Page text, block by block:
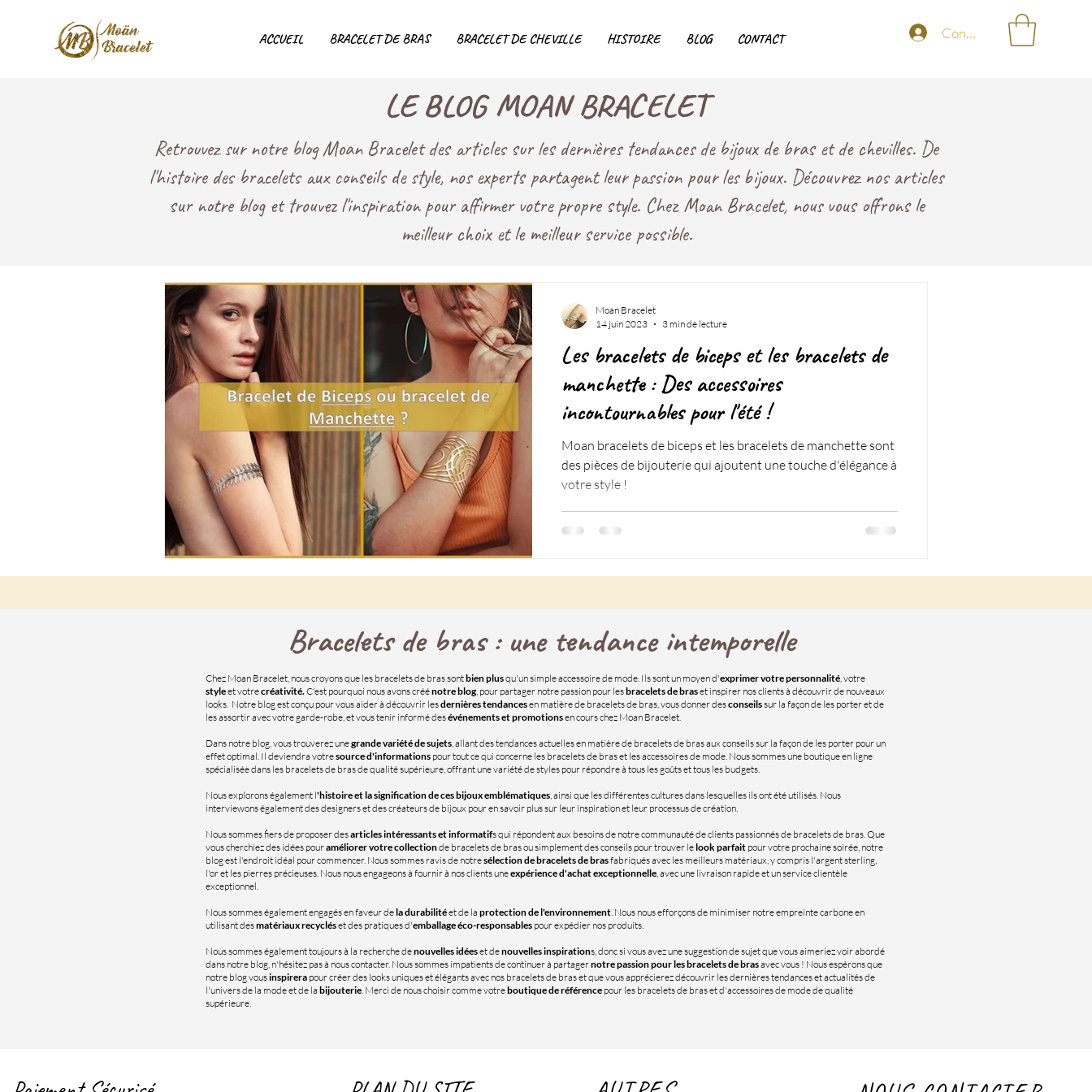
ACCUEIL BRACELET DE BRAS BRACELET DE CHEVILLE HISTOIRE BLOG CONTACT Connexion
LE BLOG MOAN BRACELET
Retrouvez sur notre blog Moan Bracelet des articles sur les dernières tendances de bijoux de bras et de chevilles. De
l'histoire des bracelets aux conseils de style, nos experts partagent leur passion pour les bijoux. Découvrez nos articles
sur notre blog et trouvez l'inspiration pour affirmer votre propre style. Chez Moan Bracelet, nous vous offrons le
meilleur choix et le meilleur service possible.
Les bracelets de biceps et les bracelets de
manchette : Des accessoires
incontournables pour l'été !
Moan bracelets de biceps et les bracelets de manchette sont
des pièces de bijouterie qui ajoutent une touche d'élégance à
votre style !
Moan Bracelet
14 juin 2023
3 min de lecture
Bracelets de bras : une tendance intemporelle
Chez Moan Bracelet, nous croyons que les bracelets de bras sontbien plusqu'un simple accessoire de mode. Ils sont un moyen d'exprimer votre personnalité , votre
styleet votrecréativité. C'est pourquoi nous avons créénotre blog , pour partager notre passion pour lesbracelets de braset inspirer nos clients à découvrir de nouveaux
looks. Notre blog est conçu pour vous aider à découvrir lesdernières tendancesen matière de bracelets de bras, vous donner desconseilssur la façon de les porter et de
les assortir avec votre garde-robe, et vous tenir informé desévénements et promotionsen cours chez Moan Bracelet.
Dans notre blog, vous trouverez unegrande variété de sujets , allant des tendances actuelles en matière de bracelets de bras aux conseils sur la façon de les porter pour un
effet optimal. Il deviendra votresource d'informations pour tout ce qui concerne les bracelets de bras et les accessoires de mode. Nous sommes une boutique en ligne
spécialisée dans les bracelets de bras de qualité supérieure, offrant une variété de styles pour répondre à tous les goûts et tous les budgets.
Nous explorons également l'histoire et la signification de ces bijoux emblématiques , ainsi que les différentes cultures dans lesquelles ils ont été utilisés. Nous
interviewons également des designers et des créateurs de bijoux pour en savoir plus sur leur inspiration et leur processus de création.
Nous sommes fiers de proposer desarticles intéressants et informatifs qui répondent aux besoins de notre communauté de clients passionnés de bracelets de bras. Que
vous cherchiez des idées pouraméliorer votre collectionde bracelets de bras ou simplement des conseils pour trouver lelook parfait pour votre prochaine soirée, notre
blog est l'endroit idéal pour commencer. Nous sommes ravis de notresélection de bracelets de brasfabriqués avec les meilleurs matériaux, y compris l'argent sterling,
l'or et les pierres précieuses. Nous nous engageons à fournir à nos clients uneexpérience d'achat exceptionnelle , avec une livraison rapide et un service clientèle
exceptionnel.
Nous sommes également engagés en faveur dela durabilitéet de la protection de l'environnement . Nous nous efforçons de minimiser notre empreinte carbone en
utilisant desmatériaux recycléset des pratiques d'emballage éco-responsables pour expédier nos produits.
Nous sommes également toujours à la recherche denouvelles idéeset denouvelles inspirations, donc si vous avez une suggestion de sujet que vous aimeriez voir abordé
dans notre blog, n'hésitez pas à nous contacter. Nous sommes impatients de continuer à partagernotre passion pour les bracelets de brasavec vous ! Nous espérons que
notre blog vousinspirera pour créer des looks uniques et élégants avec nos bracelets de bras et que vous apprécierez découvrir les dernières tendances et actualités de
l'univers de la mode et de la bijouterie . Merci de nous choisir comme votreboutique de référence pour les bracelets de bras et d'accessoires de mode de qualité
supérieure.